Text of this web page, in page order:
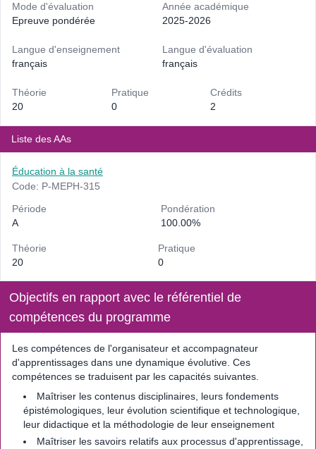
Mode d'évaluation
Epreuve pondérée
Année académique
2025-2026
Langue d'enseignement
français
Langue d'évaluation
français
Théorie
20
Pratique
0
Crédits
2
Liste des AAs
Éducation à la santé
Code: P-MEPH-315
Période
A
Pondération
100.00%
Théorie
20
Pratique
0
Objectifs en rapport avec le référentiel de
compétences du programme
Les compétences de l'organisateur et accompagnateur
d'apprentissages dans une dynamique évolutive. Ces
compétences se traduisent par les capacités suivantes.
Maîtriser les contenus disciplinaires, leurs fondements
épistémologiques, leur évolution scientifique et technologique,
leur didactique et la méthodologie de leur enseignement
Maîtriser les savoirs relatifs aux processus d'apprentissage,